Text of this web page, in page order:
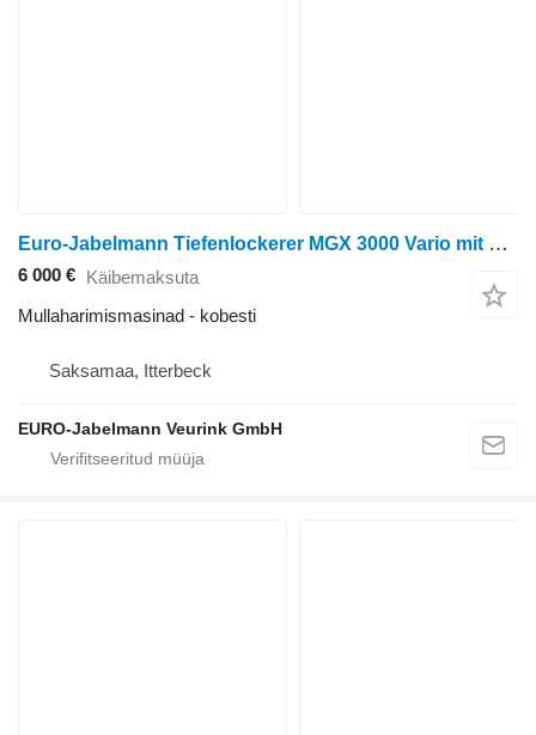
Euro-Jabelmann Tiefenlockerer MGX 3000 Vario mit 4 Zinken (Optional mit 5 Zinke
6 000 € Käibemaksuta
Mullaharimismasinad - kobesti
Saksamaa, Itterbeck
EURO-Jabelmann Veurink GmbH